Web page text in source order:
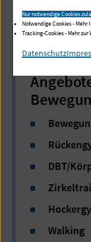
DBT/
Walking
Nur notwendige Cookies
Notwendige Cookies - Mehr
Tracking-Cookies - Mehr
Datenschutz